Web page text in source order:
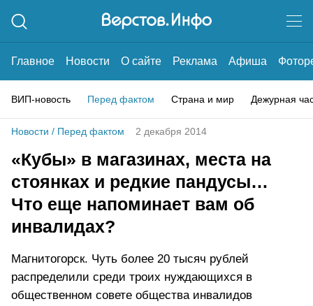
Главное Новости О сайте Реклама Афиша
ВИП-новость Перед фактом Страна и мир Дежурная
Новости / Перед фактом 2 декабря 2014
«Кубы» в магазинах, места на
стоянках и редкие пандусы…
Что еще напоминает вам об
инвалидах?
Магнитогорск. Чуть более 20 тысяч рублей
распределили среди троих нуждающихся в
общественном совете общества инвалидов